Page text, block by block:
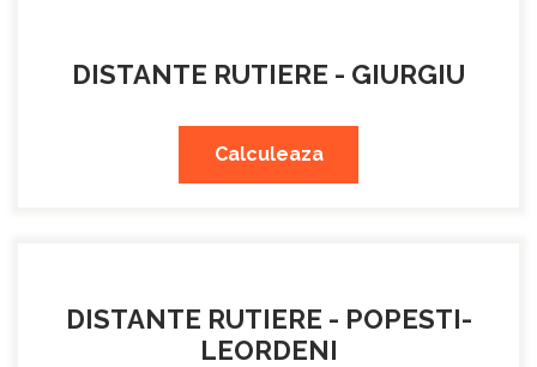
DISTANTE RUTIERE - GIURGIU
Calculeaza
DISTANTE RUTIERE - POPESTI-
LEORDENI